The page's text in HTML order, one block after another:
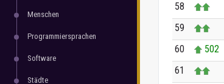
Menschen
Programmiersprachen
Software
Städte
58
59
60
502
61